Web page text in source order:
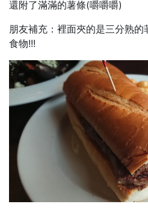
還附了滿滿的薯條(嚼嚼嚼)
朋友補充：裡面夾的是三分熟
食物!!!